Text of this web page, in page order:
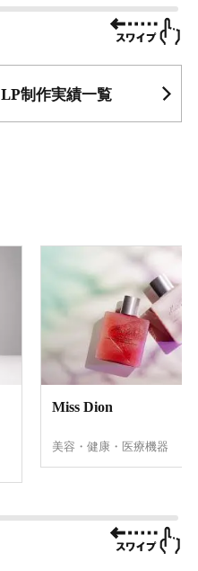
LP制作実績一覧
Miss Dion
美容・健康・医療機器